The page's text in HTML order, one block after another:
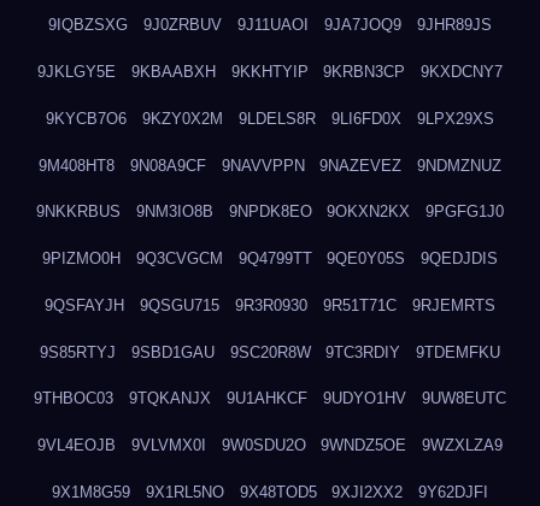
9IQBZSXG 9J0ZRBUV 9J11UAOI 9JA7JOQ9 9JHR89JS
9JKLGY5E 9KBAABXH 9KKHTYIP 9KRBN3CP 9KXDCNY7
9KYCB7O6 9KZY0X2M 9LDELS8R 9LI6FD0X 9LPX29XS
9M408HT8 9N08A9CF 9NAVVPPN 9NAZEVEZ 9NDMZNUZ
9NKKRBUS 9NM3IO8B 9NPDK8EO 9OKXN2KX 9PGFG1J0
9PIZMO0H 9Q3CVGCM 9Q4799TT 9QE0Y05S 9QEDJDIS
9QSFAYJH 9QSGU715 9R3R0930 9R51T71C 9RJEMRTS
9S85RTYJ 9SBD1GAU 9SC20R8W 9TC3RDIY 9TDEMFKU
9THBOC03 9TQKANJX 9U1AHKCF 9UDYO1HV 9UW8EUTC
9VL4EOJB 9VLVMX0I 9W0SDU2O 9WNDZ5OE 9WZXLZA9
9X1M8G59 9X1RL5NO 9X48TOD5 9XJI2XX2 9Y62DJFI